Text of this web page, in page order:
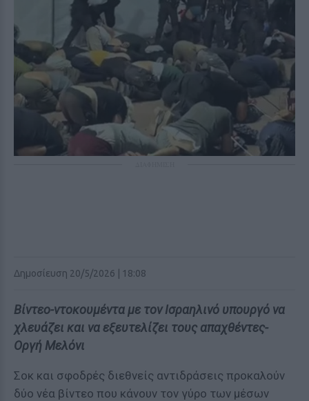
Δημοσίευση 20/5/2026 | 18:08
Βίντεο-ντοκουμέντα με τον Ισραηλινό υπουργό να
χλευάζει και να εξευτελίζει τους απαχθέντες-
Οργή Μελόνι
Σοκ και σφοδρές διεθνείς αντιδράσεις προκαλούν
δύο νέα βίντεο που κάνουν τον γύρο των μέσων